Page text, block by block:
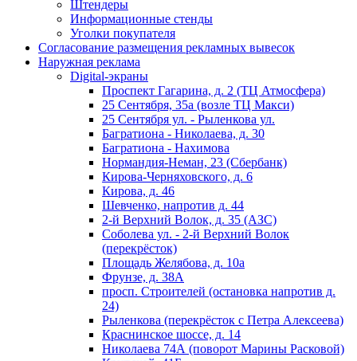
Штендеры
Информационные стенды
Уголки покупателя
Согласование размещения рекламных вывесок
Наружная реклама
Digital-экраны
Проспект Гагарина, д. 2 (ТЦ Атмосфера)
25 Сентября, 35а (возле ТЦ Макси)
25 Сентября ул. - Рыленкова ул.
Багратиона - Николаева, д. 30
Багратиона - Нахимова
Нормандия-Неман, 23 (Сбербанк)
Кирова-Черняховского, д. 6
Кирова, д. 46
Шевченко, напротив д. 44
2-й Верхний Волок, д. 35 (АЗС)
Соболева ул. - 2-й Верхний Волок
(перекрёсток)
Площадь Желябова, д. 10а
Фрунзе, д. 38А
просп. Строителей (остановка напротив д.
24)
Рыленкова (перекрёсток с Петра Алексеева)
Краснинское шоссе, д. 14
Николаева 74А (поворот Марины Расковой)